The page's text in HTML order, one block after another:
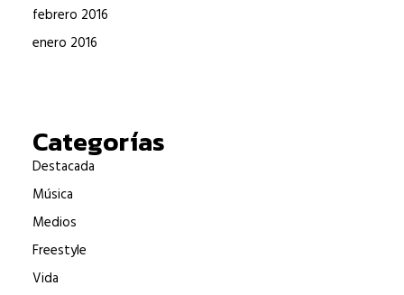
febrero 2016
enero 2016
Categorías
Destacada
Música
Medios
Freestyle
Vida